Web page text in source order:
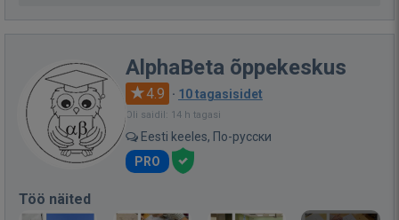
AlphaBeta õppekeskus
4.9 · 10 tagasisidet
Oli saidil: 14 h tagasi
Eesti keeles, По-русски
PRO
Töö näited